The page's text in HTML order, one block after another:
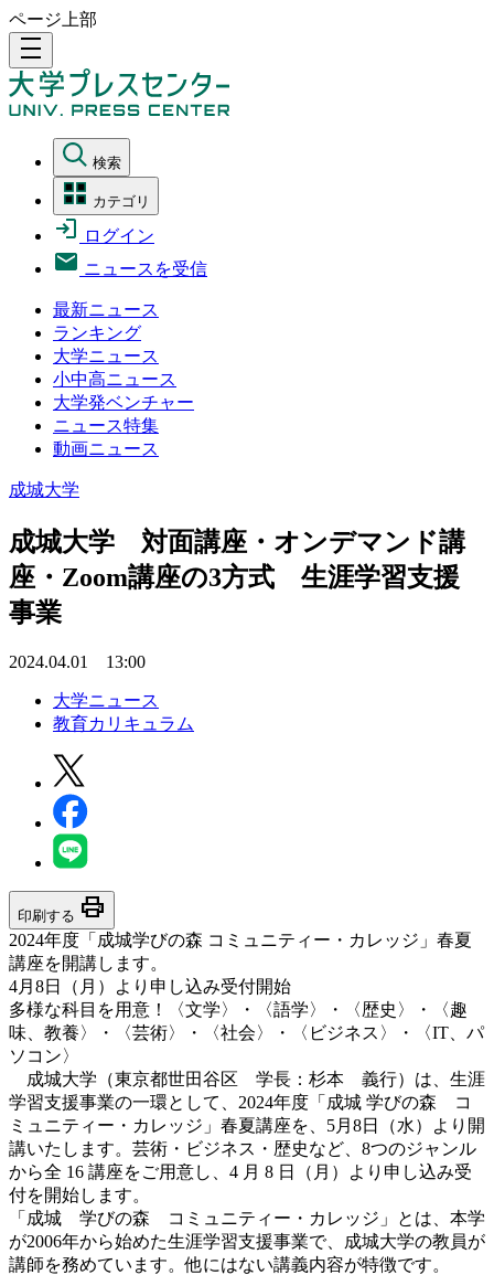
ページ上部
density_medium
検索
カテゴリ
ログイン
ニュースを受信
最新ニュース
ランキング
大学ニュース
小中高ニュース
大学発ベンチャー
ニュース特集
動画ニュース
成城大学
成城大学 対面講座・オンデマンド講
座・Zoom講座の3方式 生涯学習支援
事業
2024.04.01 13:00
大学ニュース
教育カリキュラム
印刷する print
2024年度「成城学びの森 コミュニティー・カレッジ」春夏
講座を開講します。
4月8日（月）より申し込み受付開始
多様な科目を用意！〈文学〉・〈語学〉・〈歴史〉・〈趣
味、教養〉・〈芸術〉・〈社会〉・〈ビジネス〉・〈IT、パ
ソコン〉
成城大学（東京都世田谷区 学長：杉本 義行）は、生涯
学習支援事業の一環として、2024年度「成城 学びの森 コ
ミュニティー・カレッジ」春夏講座を、5月8日（水）より開
講いたします。芸術・ビジネス・歴史など、8つのジャンル
から全 16 講座をご用意し、4 月 8 日（月）より申し込み受
付を開始します。
「成城 学びの森 コミュニティー・カレッジ」とは、本学
が2006年から始めた生涯学習支援事業で、成城大学の教員が
講師を務めています。他にはない講義内容が特徴です。